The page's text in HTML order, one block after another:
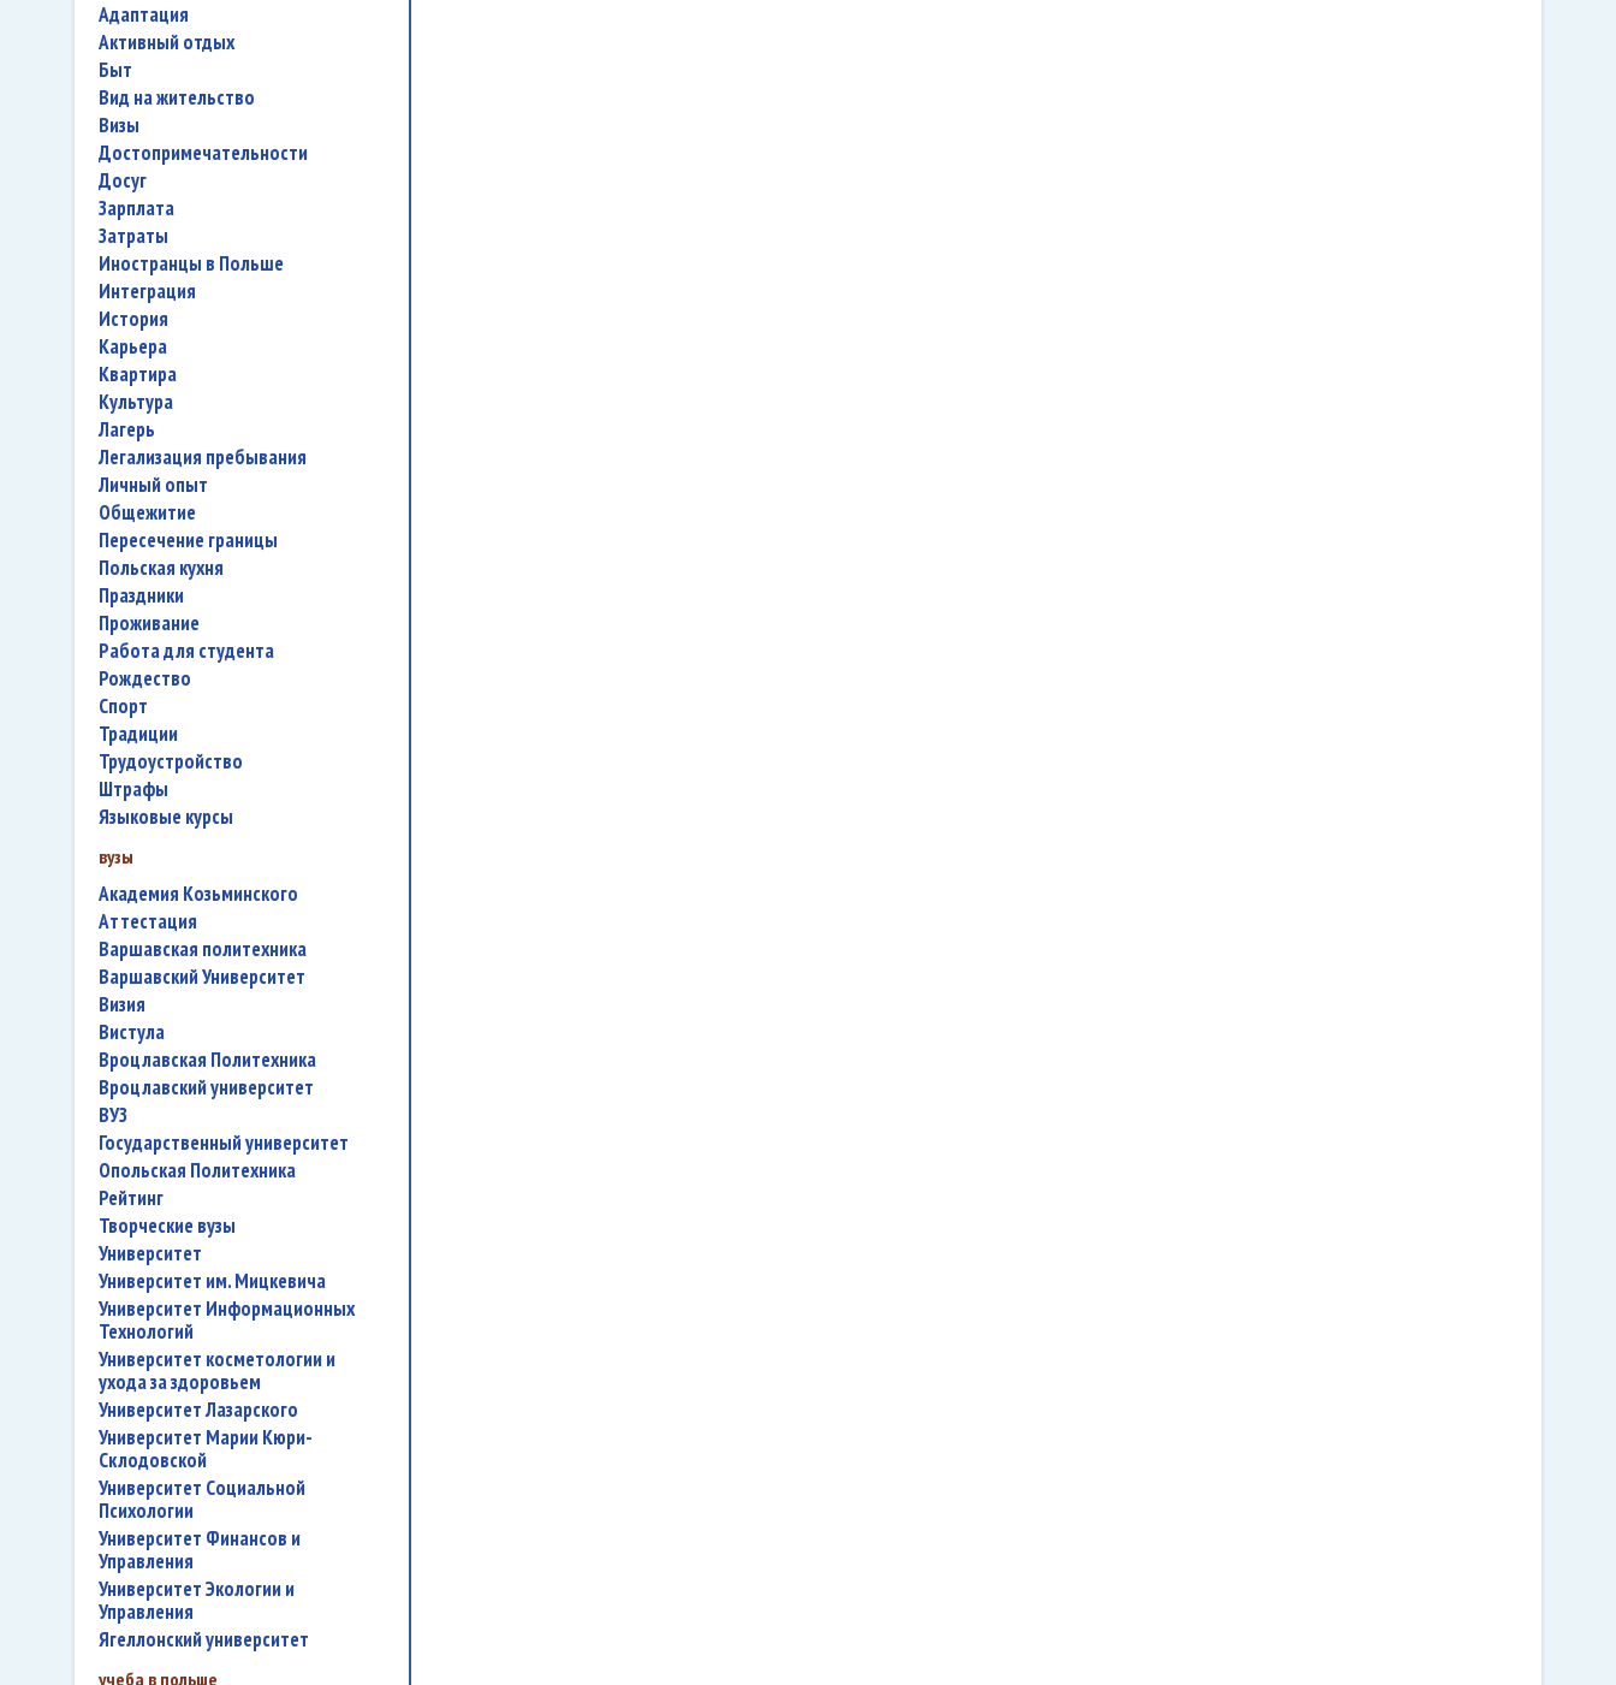
адаптация
активный отдых
быт
вид на жительство
визы
достопримечательности
досуг
зарплата
затраты
иностранцы в Польше
интеграция
история
карьера
квартира
культура
лагерь
легализация пребывания
личный опыт
общежитие
пересечение границы
польская кухня
праздники
проживание
работа для студента
Рождество
спорт
традиции
трудоустройство
штрафы
языковые курсы
вузы
Академия Козьминского
аттестация
Варшавская политехника
Варшавский Университет
Визия
Вистула
Вроцлавская Политехника
Вроцлавский университет
ВУЗ
государственный университет
Опольская Политехника
рейтинг
творческие вузы
университет
Университет им. Мицкевича
Университет Информационных
Технологий
университет косметологии и
ухода за здоровьем
Университет Лазарского
Университет Марии Кюри-
Склодовской
Университет Социальной
Психологии
Университет Финансов и
Управления
Университет Экологии и
Управления
Ягеллонский университет
учеба в польше